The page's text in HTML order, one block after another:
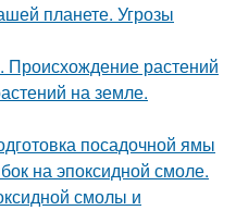
планете. Угрозы
растений
на земле.
посадочной ямы
на эпоксидной смоле.
смолы и